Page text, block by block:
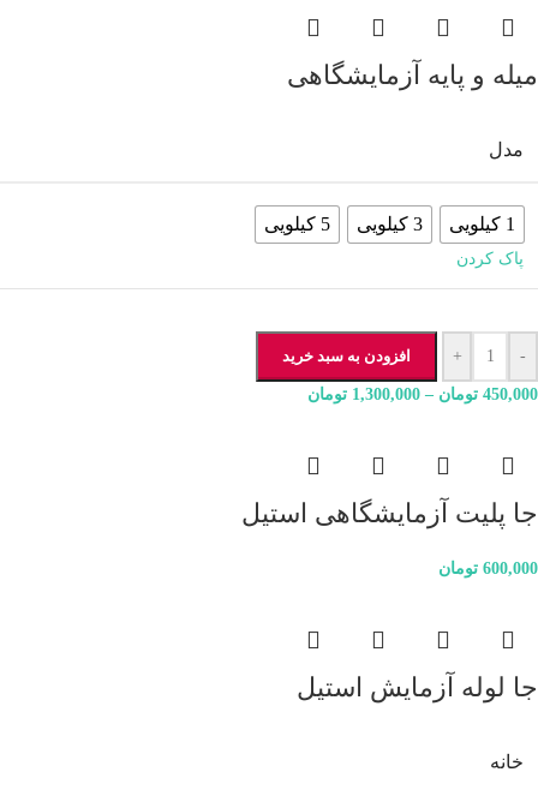
میله و پایه آزمایشگاهی
مدل
1 کیلویی 3 کیلویی 5 کیلویی
پاک کردن
-
+ افزودن به سبد خرید
450,000 تومان –
1,300,000 تومان
جا پلیت آزمایشگاهی استیل
600,000 تومان
جا لوله آزمایش استیل
خانه